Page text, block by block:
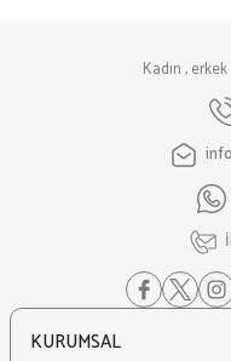
Kadın ,
KURUMSAL